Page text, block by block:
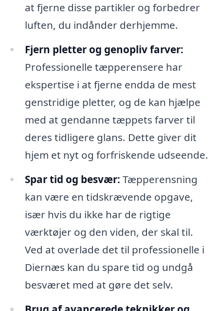
at fjerne disse partikler og forbedrer
luften, du indånder derhjemme.
Fjern pletter og genopliv farver:
Professionelle tæpperensere har
ekspertise i at fjerne endda de mest
genstridige pletter, og de kan hjælpe
med at gendanne tæppets farver til
deres tidligere glans. Dette giver dit
hjem et nyt og forfriskende udseende.
Spar tid og besvær: Tæpperensning
kan være en tidskrævende opgave,
især hvis du ikke har de rigtige
værktøjer og den viden, der skal til.
Ved at overlade det til professionelle i
Diernæs kan du spare tid og undgå
besværet med at gøre det selv.